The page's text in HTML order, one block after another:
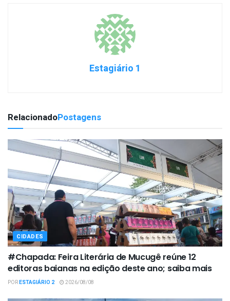
Estagiário 1
RelacionadoPostagens
CIDADES
#Chapada: Feira Literária de Mucugê reúne 12
editoras baianas na edição deste ano; saiba mais
PORESTAGIÁRIO 2 2026/08/08